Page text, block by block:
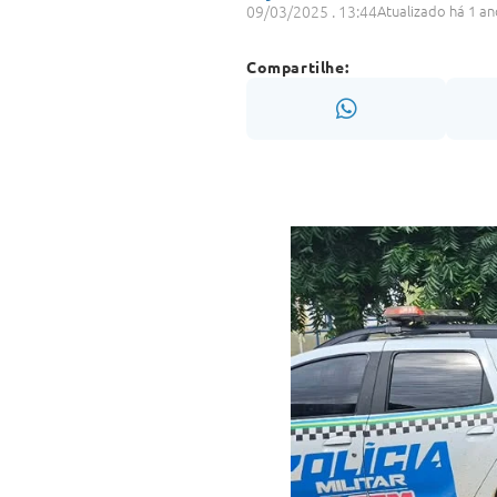
09/03/2025 . 13:44Atualizado há 1
Compartilhe: